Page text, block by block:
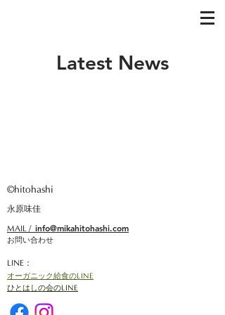
Latest News
©︎hitohashi
永原味佳
​MAIL / info@mikahitohashi.com
​​お問い合わせ
LINE：
オーガニック給食のLINE
ひとはしの会のLINE